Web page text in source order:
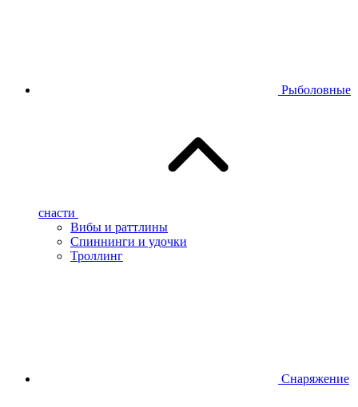
Рыболовные
снасти
Вибы и раттлины
Спиннинги и удочки
Троллинг
Снаряжение